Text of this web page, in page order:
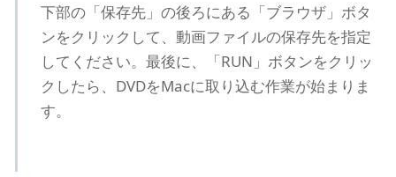
下部の「保存先」の後ろにある「ブラウザ」ボタ
ンをクリックして、動画ファイルの保存先を指定
してください。最後に、「RUN」ボタンをクリッ
クしたら、DVDをMacに取り込む作業が始まりま
す。